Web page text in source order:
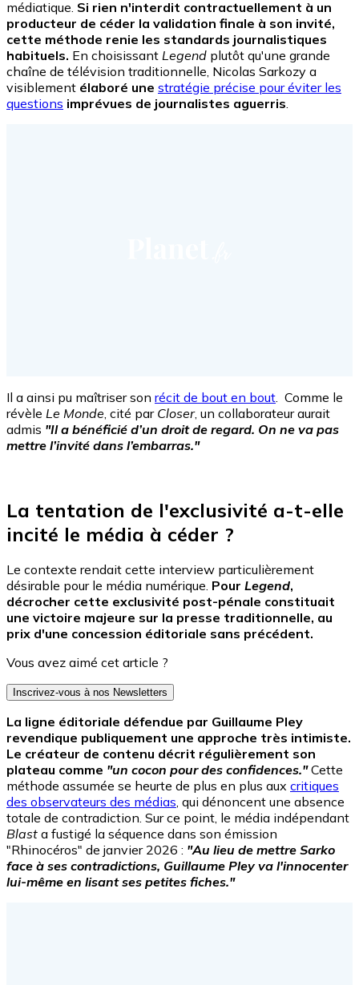
médiatique. Si rien n'interdit contractuellement à un
producteur de céder la validation finale à son invité,
cette méthode renie les standards journalistiques
habituels. En choisissant Legend plutôt qu'une grande
chaîne de télévision traditionnelle, Nicolas Sarkozy a
visiblement élaboré une stratégie précise pour éviter les
questions imprévues de journalistes aguerris
Il a ainsi pu maîtriser son récit de bout en bout . Comme le
révèle Le Monde , cité par Closer, un collaborateur aurait
admis "Il a bénéficié d’un droit de regard. On ne va pas
mettre l’invité dans l’embarras."
La tentation de l'exclusivité a-t-elle
incité le média à céder ?
Le contexte rendait cette interview particulièrement
désirable pour le média numérique. Pour Legend,
décrocher cette exclusivité post-pénale constituait
une victoire majeure sur la presse traditionnelle, au
prix d'une concession éditoriale sans précédent.
Vous avez aimé cet article ?
Inscrivez-vous à nos Newsletters
La ligne éditoriale défendue par Guillaume Pley
revendique publiquement une approche très intimiste.
Le créateur de contenu décrit régulièrement son
plateau comme "un cocon pour des confidences." Cette
méthode assumée se heurte de plus en plus aux critiques
des observateurs des médias, qui dénoncent une absence
totale de contradiction. Sur ce point, le média indépendant
Blast a fustigé la séquence dans son émission
"Rhinocéros" de janvier 2026 : "Au lieu de mettre Sarko
face à ses contradictions, Guillaume Pley va l'innocenter
lui-même en lisant ses petites fiches."